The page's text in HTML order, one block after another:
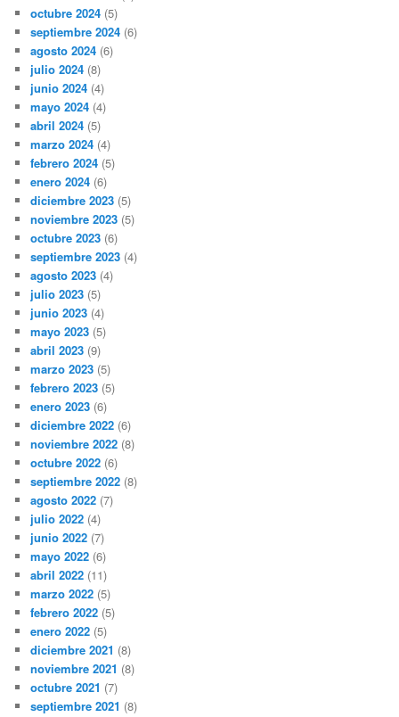
octubre 2024 (5)
septiembre 2024 (6)
agosto 2024 (6)
julio 2024 (8)
junio 2024 (4)
mayo 2024 (4)
abril 2024 (5)
marzo 2024 (4)
febrero 2024 (5)
enero 2024 (6)
diciembre 2023 (5)
noviembre 2023 (5)
octubre 2023 (6)
septiembre 2023 (4)
agosto 2023 (4)
julio 2023 (5)
junio 2023 (4)
mayo 2023 (5)
abril 2023 (9)
marzo 2023 (5)
febrero 2023 (5)
enero 2023 (6)
diciembre 2022 (6)
noviembre 2022 (8)
octubre 2022 (6)
septiembre 2022 (8)
agosto 2022 (7)
julio 2022 (4)
junio 2022 (7)
mayo 2022 (6)
abril 2022 (11)
marzo 2022 (5)
febrero 2022 (5)
enero 2022 (5)
diciembre 2021 (8)
noviembre 2021 (8)
octubre 2021 (7)
septiembre 2021 (8)